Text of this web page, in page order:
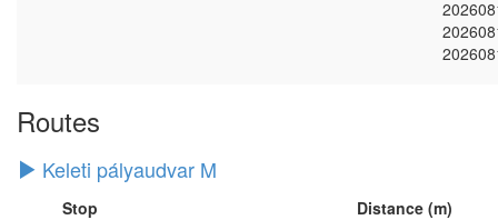
Routes
Keleti pályaudvar M
Stop
Distance (m)